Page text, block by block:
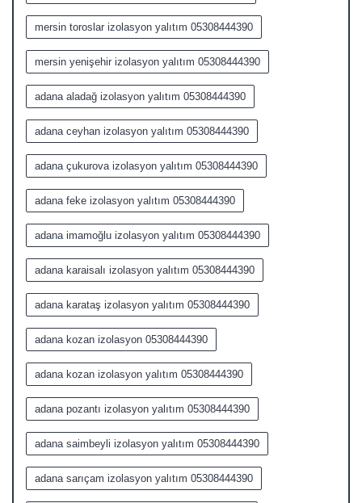
mersin toroslar izolasyon yalıtım 05308444390
mersin yenişehir izolasyon yalıtım 05308444390
adana aladağ izolasyon yalıtım 05308444390
adana ceyhan izolasyon yalıtım 05308444390
adana çukurova izolasyon yalıtım 05308444390
adana feke izolasyon yalıtım 05308444390
adana imamoğlu izolasyon yalıtım 05308444390
adana karaisalı izolasyon yalıtım 05308444390
adana karataş izolasyon yalıtım 05308444390
adana kozan izolasyon 05308444390
adana kozan izolasyon yalıtım 05308444390
adana pozantı izolasyon yalıtım 05308444390
adana saimbeyli izolasyon yalıtım 05308444390
adana sarıçam izolasyon yalıtım 05308444390